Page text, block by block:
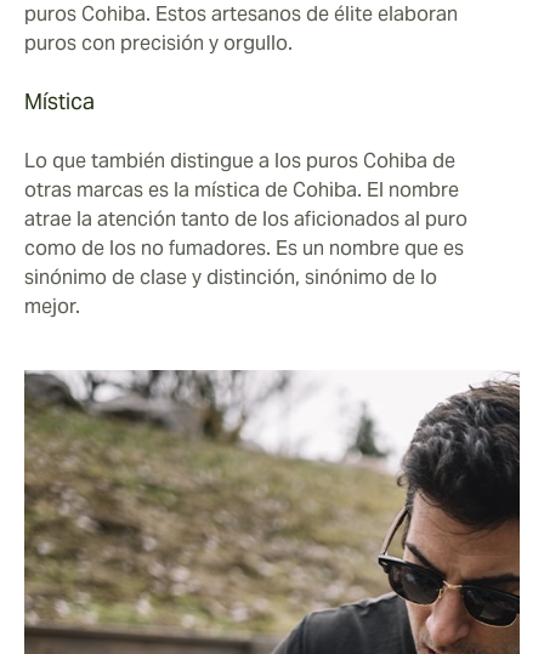
puros Cohiba. Estos artesanos de élite elaboran
puros con precisión y orgullo.
Mística
Lo que también distingue a los puros Cohiba de
otras marcas es la mística de Cohiba. El nombre
atrae la atención tanto de los aficionados al puro
como de los no fumadores. Es un nombre que es
sinónimo de clase y distinción, sinónimo de lo
mejor.